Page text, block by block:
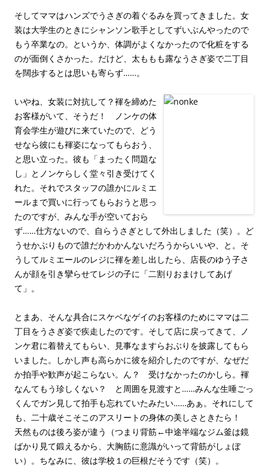
そしてママはハンズでうさぎの着ぐるみを買ってきました。女
装は大学生のときにシャンソン歌手としてずいぶんやったので
もう卒業なの。というか、体調がよくなかったので化粧をする
のが面倒くさかった。だけど、太ももも露なうさぎ姿で二丁目
を闊歩するとは思いも寄らず……。
いやね、女装に対抗して？褌を締めた
お客様がいて、そうだ！ ノンケの体
育会学生が遊びに来ていたので、どう
せなら彼にも褌姿になってもらおう、
と思い立った。彼も「まったく問題な
し」とノンケらしく堂々引き受けてく
れた。それでスタッフの誰かにルミエ
ールまで買いに行ってもらおうと思っ
たのですが、みんな手が空いておら
ず……仕方ないので、自らうさぎとして外出しました（笑）。ど
うせかぶりもので誰だかわかんないだろうからいいや、と。そ
うしてルミエールのレジに褌を差し出したら、店長のゆう子さ
んが顔を引き攣らせてレジの子に「二割りおまけしてあげ
て」。
とまあ、そんな具合にスケベなゲイのお客様のためにママは二
丁目をうさぎ姿で疾走したのです。そして店に戻ってきて、ノ
ンケ君に着替えてもらい、見事なますらおぶりを披露してもら
いました。しかし声も高らかに彼を紹介したのですが、なぜだ
か拍手や歓声が起こらない。ん？ 受けなかったのかしら。褌
なんてもう珍しくない？ と周囲を見渡すと……みんな生唾ごっ
くんでガン見して拍手も忘れていたみたい……あぁ。それにして
も、二十歳そこそこのアスリートの身体の美しさときたら！
天然ものは後ろ姿が違う（つまり背筋←中途半端なジム釜は鏡
ばかり見て鍛えるから、大胸筋に意識がいって背筋がしょぼ
い）。ちなみに、彼は学校１の巨根だそうです（笑）。